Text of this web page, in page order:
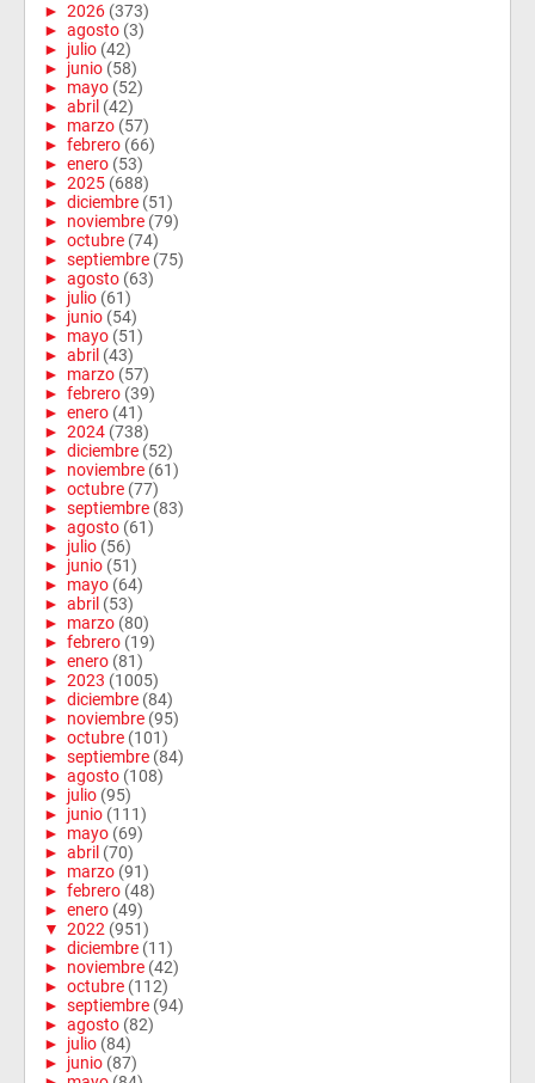
► 2026 (373)
► agosto (3)
► julio (42)
► junio (58)
► mayo (52)
► abril (42)
► marzo (57)
► febrero (66)
► enero (53)
► 2025 (688)
► diciembre (51)
► noviembre (79)
► octubre (74)
► septiembre (75)
► agosto (63)
► julio (61)
► junio (54)
► mayo (51)
► abril (43)
► marzo (57)
► febrero (39)
► enero (41)
► 2024 (738)
► diciembre (52)
► noviembre (61)
► octubre (77)
► septiembre (83)
► agosto (61)
► julio (56)
► junio (51)
► mayo (64)
► abril (53)
► marzo (80)
► febrero (19)
► enero (81)
► 2023 (1005)
► diciembre (84)
► noviembre (95)
► octubre (101)
► septiembre (84)
► agosto (108)
► julio (95)
► junio (111)
► mayo (69)
► abril (70)
► marzo (91)
► febrero (48)
► enero (49)
▼ 2022 (951)
► diciembre (11)
► noviembre (42)
► octubre (112)
► septiembre (94)
► agosto (82)
► julio (84)
► junio (87)